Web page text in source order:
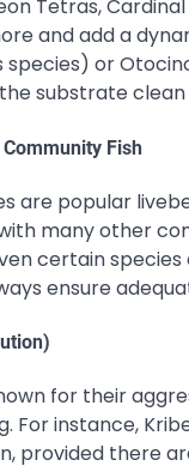
Tetras,
and add a
or
substrate
Fish
are popular
many other
certain
ensure
for their
For instance,
provided there